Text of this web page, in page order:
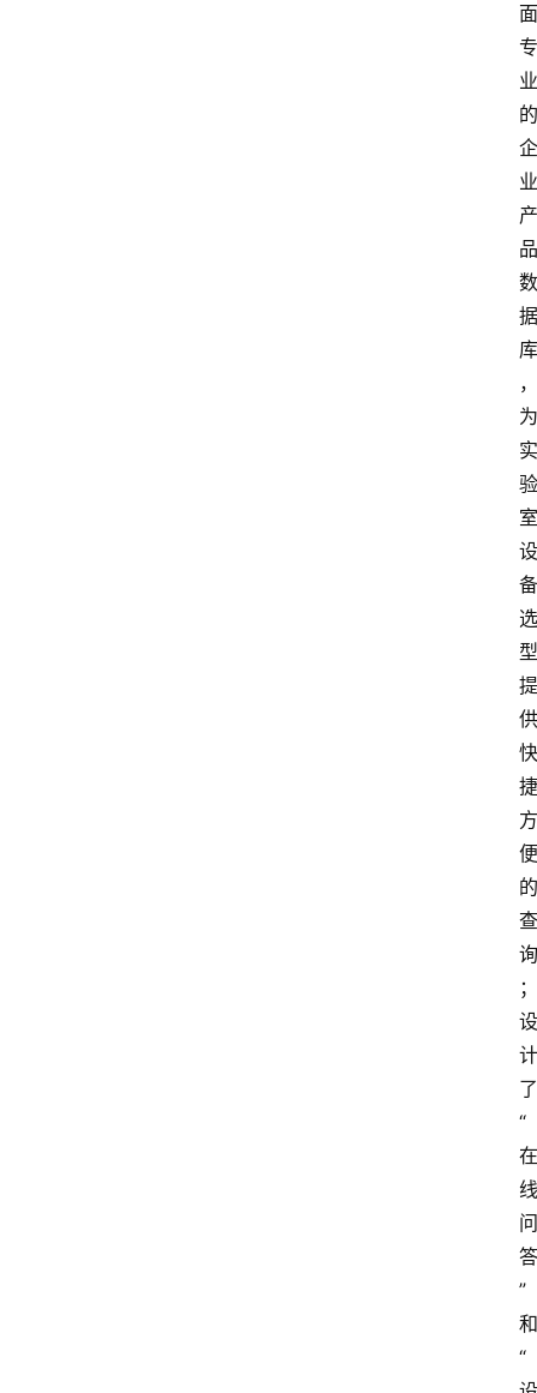
面
专
业
的
企
业
产
品
数
据
库
，
为
实
验
室
设
备
选
型
提
供
快
捷
方
便
的
查
询
；
设
计
了
“
在
线
问
答
”
和
“